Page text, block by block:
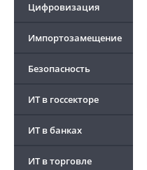
Цифровизация
Импортозамещение
Безопасность
ИТ в госсекторе
ИТ в банках
ИТ в торговле